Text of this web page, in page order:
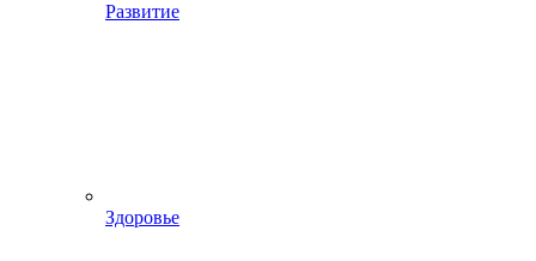
Развитие
Здоровье